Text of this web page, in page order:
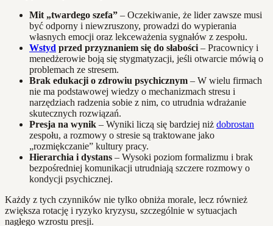
Mit „twardego szefa” – Oczekiwanie, że lider zawsze musi
być odporny i niewzruszony, prowadzi do wypierania
własnych emocji oraz lekceważenia sygnałów z zespołu.
Wstyd przed przyznaniem się do słabości – Pracownicy i
menedżerowie boją się stygmatyzacji, jeśli otwarcie mówią o
problemach ze stresem.
Brak edukacji o zdrowiu psychicznym – W wielu firmach
nie ma podstawowej wiedzy o mechanizmach stresu i
narzędziach radzenia sobie z nim, co utrudnia wdrażanie
skutecznych rozwiązań.
Presja na wynik – Wyniki liczą się bardziej niż dobrostan
zespołu, a rozmowy o stresie są traktowane jako
„rozmiękczanie” kultury pracy.
Hierarchia i dystans – Wysoki poziom formalizmu i brak
bezpośredniej komunikacji utrudniają szczere rozmowy o
kondycji psychicznej.
Każdy z tych czynników nie tylko obniża morale, lecz również
zwiększa rotację i ryzyko kryzysu, szczególnie w sytuacjach
nagłego wzrostu presji.